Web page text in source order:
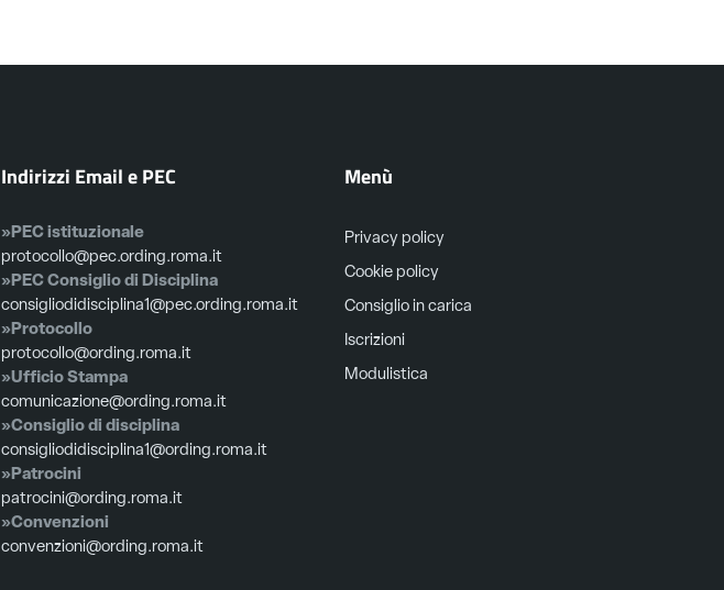
Indirizzi Email e PEC
»PEC istituzionale
protocollo@pec.ording.roma.it
»PEC Consiglio di Disciplina
consigliodidisciplina1@pec.ording.roma.it
»Protocollo
protocollo@ording.roma.it
»Ufficio Stampa
comunicazione@ording.roma.it
»Consiglio di disciplina
consigliodidisciplina1@ording.roma.it
»Patrocini
patrocini@ording.roma.it
»Convenzioni
convenzioni@ording.roma.it
Menù
Privacy policy
Cookie policy
Consiglio in carica
Iscrizioni
Modulistica